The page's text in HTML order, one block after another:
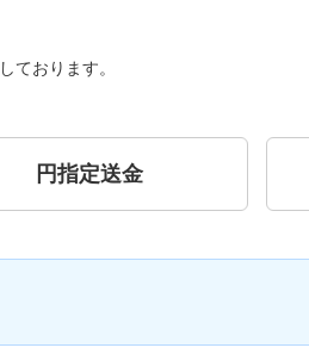
ております。
円指定送金